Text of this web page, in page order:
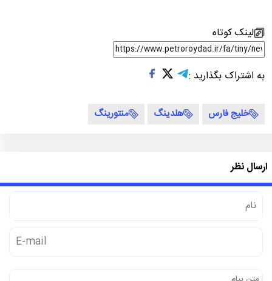
لینک کوتاه
به اشتراک بگذارید :
خلیج فارس هلدینگ منتورینگ
ارسال نظر